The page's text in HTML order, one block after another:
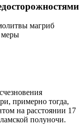
магриб
меры
примерно тогда,
на расстоянии 17
полуночи.